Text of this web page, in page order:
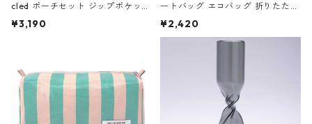
cled ポーチセット ジップポケット
ファスナーポーチ 撥水加工 トラベ
ーガンディー、オフホワイト
¥3,190
ートバッグ エコバッグ 折りたたみ
大きめ 撥水加工 収納ポーチ CRO
CODILE/Black クロコダイル/ブラ
¥2,420